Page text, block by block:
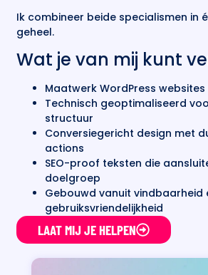
Ik combineer beide specialismen in
geheel.
Wat je van mij kunt
Maatwerk WordPress websites
Technisch geoptimaliseerd
structuur
Conversiegericht design met
actions
SEO-proof teksten die
doelgroep
Gebouwd vanuit vindbaarheid
gebruiksvriendelijkheid
LAAT MIJ JE HELPEN